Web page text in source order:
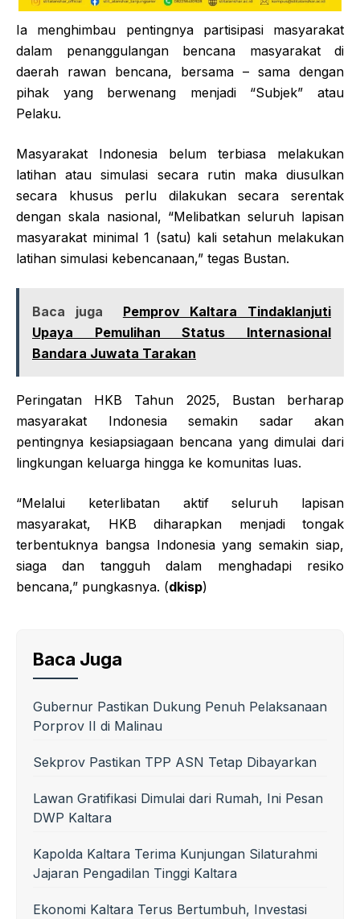
Ia menghimbau pentingnya partisipasi masyarakat
dalam penanggulangan bencana masyarakat di
daerah rawan bencana, bersama – sama dengan
pihak yang berwenang menjadi “Subjek” atau
Pelaku.
Masyarakat Indonesia belum terbiasa melakukan
latihan atau simulasi secara rutin maka diusulkan
secara khusus perlu dilakukan secara serentak
dengan skala nasional, “Melibatkan seluruh lapisan
masyarakat minimal 1 (satu) kali setahun melakukan
latihan simulasi kebencanaan,” tegas Bustan.
Baca juga
Pemprov Kaltara Tindaklanjuti
Upaya Pemulihan Status Internasional
Bandara Juwata Tarakan
Peringatan HKB Tahun 2025, Bustan berharap
masyarakat Indonesia semakin sadar akan
pentingnya kesiapsiagaan bencana yang dimulai dari
lingkungan keluarga hingga ke komunitas luas.
“Melalui keterlibatan aktif seluruh lapisan
masyarakat, HKB diharapkan menjadi tongak
terbentuknya bangsa Indonesia yang semakin siap,
siaga dan tangguh dalam menghadapi resiko
bencana,” pungkasnya. (dkisp)
Baca Juga
Gubernur Pastikan Dukung Penuh Pelaksanaan
Porprov II di Malinau
Sekprov Pastikan TPP ASN Tetap Dibayarkan
Lawan Gratifikasi Dimulai dari Rumah, Ini Pesan
DWP Kaltara
Kapolda Kaltara Terima Kunjungan Silaturahmi
Jajaran Pengadilan Tinggi Kaltara
Ekonomi Kaltara Terus Bertumbuh, Investasi